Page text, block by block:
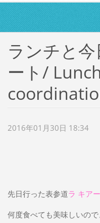
ランチと
ート/
2016年01月30日 18:34
先日行った表参道ラ キア
何度食べても美味しいので